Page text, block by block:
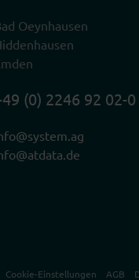
Oeynhausen
(0) 2246 92 02-0
Cookie-Einstellungen AGB